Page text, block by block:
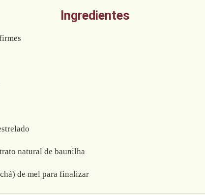
Ingredientes
natural de baunilha
de mel para finalizar